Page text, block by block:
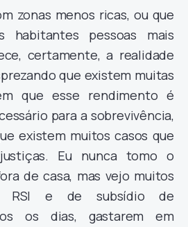
zonas menos ricas, ou que
habitantes pessoas mais
certamente, a realidade
que existem muitas
que esse rendimento é
para a sobrevivência,
existem muitos casos que
Eu nunca tomo o
de casa, mas vejo muitos
RSI e de subsídio de
os dias, gastarem em